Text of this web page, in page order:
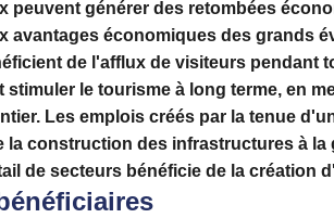
peuvent générer des retombées
avantages économiques des grands
de l'afflux de visiteurs pendant
le tourisme à long terme, en
Les emplois créés par la tenue
la construction des infrastructures à
de secteurs bénéficie de la création